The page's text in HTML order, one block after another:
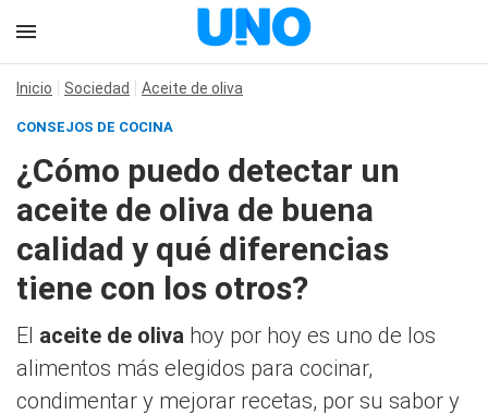
Inicio Sociedad Aceite de oliva
CONSEJOS DE COCINA
¿Cómo puedo detectar un
aceite de oliva de buena
calidad y qué diferencias
tiene con los otros?
El aceite de oliva hoy por hoy es uno de los
alimentos más elegidos para cocinar,
condimentar y mejorar recetas, por su sabor y